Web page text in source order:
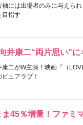
には出場者のみに与えら
目指す
井康二“両片思い”
二がW主演！映画『（
ュアラブ！
ま45％増量！ファミ